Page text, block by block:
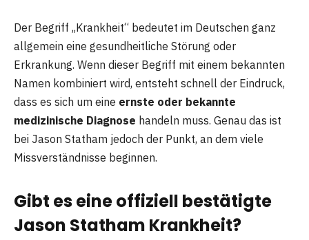
Der Begriff „Krankheit“ bedeutet im Deutschen ganz
allgemein eine gesundheitliche Störung oder
Erkrankung. Wenn dieser Begriff mit einem bekannten
Namen kombiniert wird, entsteht schnell der Eindruck,
dass es sich um eine ernste oder bekannte
medizinische Diagnose handeln muss. Genau das ist
bei Jason Statham jedoch der Punkt, an dem viele
Missverständnisse beginnen.
Gibt es eine offiziell bestätigte
Jason Statham Krankheit?